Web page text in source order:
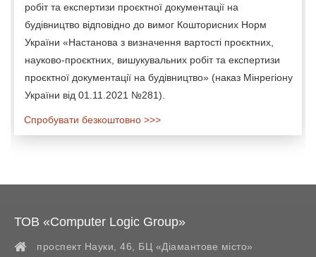
робіт та експертизи проєктної документації на
будівництво відповідно до вимог Кошторисних Норм
України «Настанова з визначення вартості проєктних,
науково-проєктних, вишукувальних робіт та експертизи
проєктної документації на будівництво» (наказ Мінрегіону
України від 01.11.2021 №281).
Спробувати безкоштовно >>>
ТОВ «Computer Logic Group»
проспект Науки, 46, БЦ «Діамантове місто»